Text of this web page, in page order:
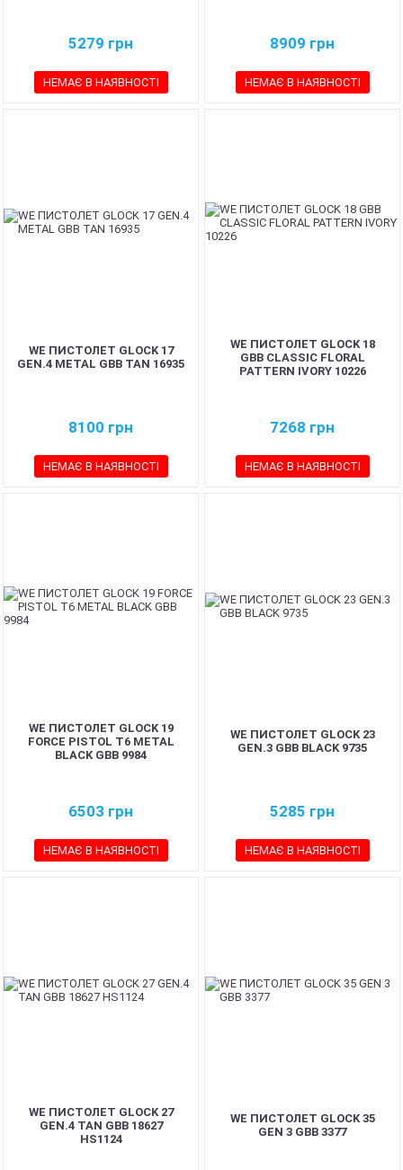
5279 грн
НЕМАЄ В НАЯВНОСТІ
8909 грн
НЕМАЄ В НАЯВНОСТІ
WE ПИСТОЛЕТ GLOCK 17
GEN.4 METAL GBB TAN 16935
8100 грн
НЕМАЄ В НАЯВНОСТІ
WE ПИСТОЛЕТ GLOCK 18
GBB CLASSIC FLORAL
PATTERN IVORY 10226
7268 грн
НЕМАЄ В НАЯВНОСТІ
WE ПИСТОЛЕТ GLOCK 19
FORCE PISTOL T6 METAL
BLACK GBB 9984
6503 грн
НЕМАЄ В НАЯВНОСТІ
WE ПИСТОЛЕТ GLOCK 23
GEN.3 GBB BLACK 9735
5285 грн
НЕМАЄ В НАЯВНОСТІ
WE ПИСТОЛЕТ GLOCK 27
GEN.4 TAN GBB 18627
HS1124
WE ПИСТОЛЕТ GLOCK 35
GEN 3 GBB 3377